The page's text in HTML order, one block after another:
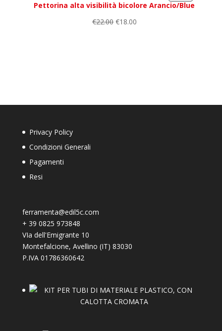
ON
Pettorina alta visibilità bicolore Arancio/Blue
€22.00 €18.00
Privacy Policy
Condizioni Generali
Pagamenti
Resi
ferramenta@edil5c.com
+ 39 0825 973848
VIa dell'Emigrante 10
Montefalcione, Avellino (IT) 83030
P.IVA 01786360642